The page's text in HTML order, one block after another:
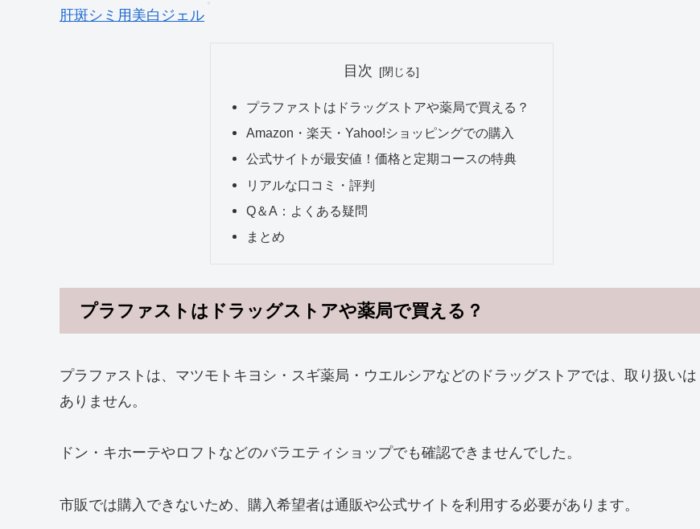
肝斑シミ用美白ジェル
目次
プラファストはドラッグストアや薬局で買える？
Amazon・楽天・Yahoo!ショッピングでの購入
公式サイトが最安値！価格と定期コースの特典
リアルな口コミ・評判
Q＆A：よくある疑問
まとめ
プラファストはドラッグストアや薬局で買える？
プラファストは、マツモトキヨシ・スギ薬局・ウエルシアなどのドラッグストアでは、取り扱いは
ありません。
ドン・キホーテやロフトなどのバラエティショップでも確認できませんでした。
市販では購入できないため、購入希望者は通販や公式サイトを利用する必要があります。